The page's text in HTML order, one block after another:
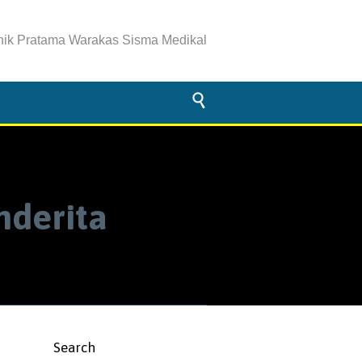
Pratama Warakas Sisma Medikal

Search